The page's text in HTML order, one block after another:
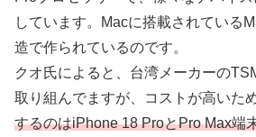
しています。Macに搭載されている
造で作られているのです。
クオ氏によると、台湾メーカーの
取り組んでますが、コストが高いため
するのはiPhone 18 ProとPro Max端